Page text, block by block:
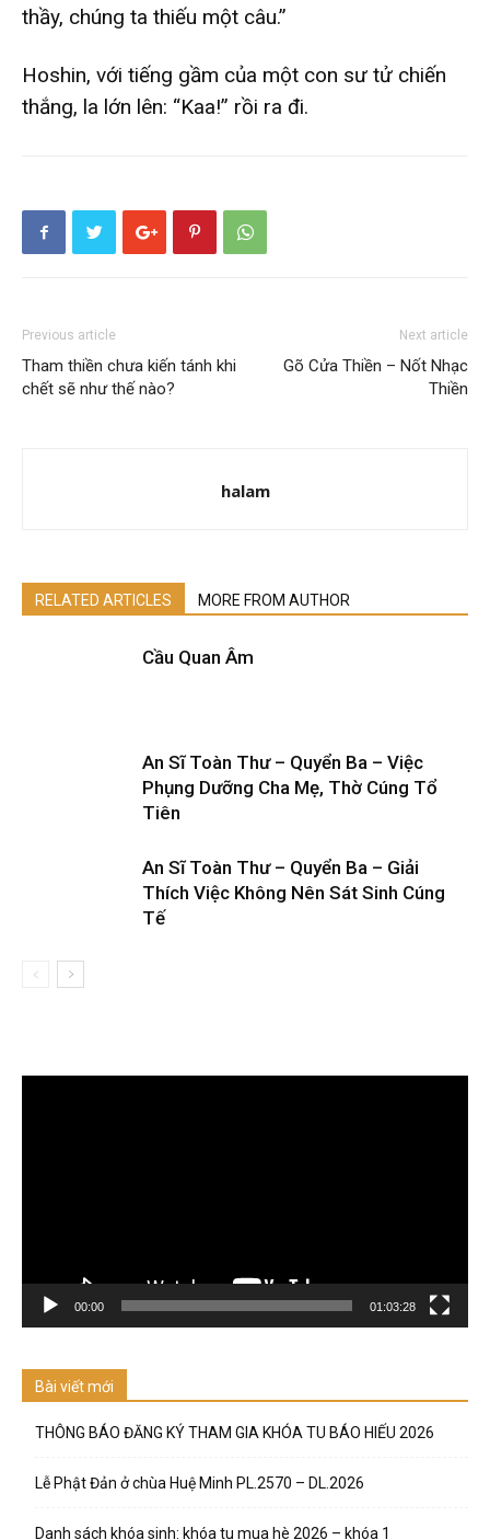
thầy, chúng ta thiếu một câu.”
Hoshin, với tiếng gầm của một con sư tử chiến
thắng, la lớn lên: “Kaa!” rồi ra đi.
Previous article
Tham thiền chưa kiến tánh khi
chết sẽ như thế nào?
Next article
Gõ Cửa Thiền – Nốt Nhạc
Thiền
halam
RELATED ARTICLES MORE FROM AUTHOR
Cầu Quan Âm
An Sĩ Toàn Thư – Quyển Ba – Việc
Phụng Dưỡng Cha Mẹ, Thờ Cúng Tổ
Tiên
An Sĩ Toàn Thư – Quyển Ba – Giải
Thích Việc Không Nên Sát Sinh Cúng
Tế
00:00 01:03:28
Bài viết mới
THÔNG BÁO ĐĂNG KÝ THAM GIA KHÓA TU BÁO HIẾU 2026
Lễ Phật Đản ở chùa Huệ Minh PL.2570 – DL.2026
Danh sách khóa sinh: khóa tu mua hè 2026 – khóa 1